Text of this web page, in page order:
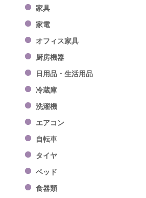
家具
家電
オフィス家具
厨房機器
日用品・生活用品
冷蔵庫
洗濯機
エアコン
自転車
タイヤ
ベッド
食器類